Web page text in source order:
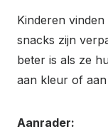
Kinderen
snacks zijn
beter is als ze
aan kleur of
Aanrader: